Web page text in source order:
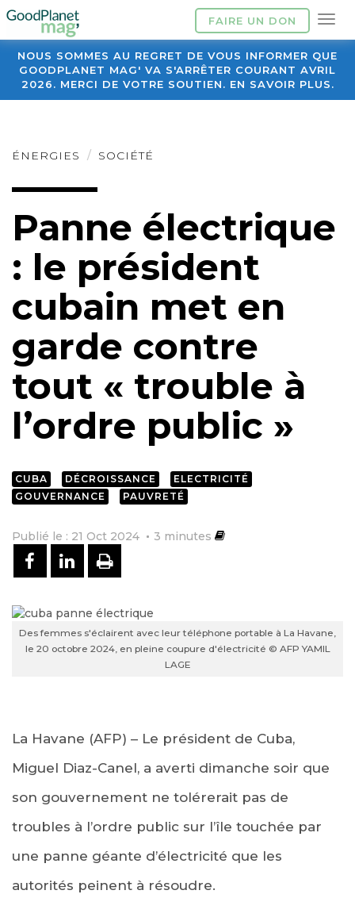
FAIRE UN DON
NOUS SOMMES AU REGRET DE VOUS INFORMER QUE
GOODPLANET MAG' VA S'ARRÊTER COURANT AVRIL
2026. MERCI DE VOTRE SOUTIEN. EN SAVOIR PLUS.
ÉNERGIES SOCIÉTÉ
Panne électrique
: le président
cubain met en
garde contre
tout « trouble à
l’ordre public »
CUBA DÉCROISSANCE
ELECTRICITÉ
GOUVERNANCE
PAUVRETÉ
Publié le : 21 Oct 2024 3 minutes
PARTAGER SUR FACEBOOK
PARTAGER SUR LINKEDIN
IMPRIMER
Des femmes s'éclairent avec leur téléphone portable à La Havane,
le 20 octobre 2024, en pleine coupure d'électricité © AFP YAMIL
LAGE
La Havane (AFP) – Le président de Cuba,
Miguel Diaz-Canel, a averti dimanche soir que
son gouvernement ne tolérerait pas de
troubles à l’ordre public sur l’île touchée par
une panne géante d’électricité que les
autorités peinent à résoudre.